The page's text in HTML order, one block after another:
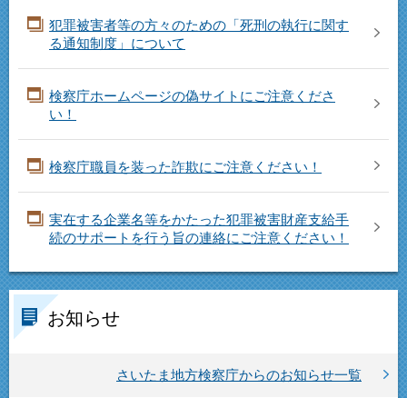
犯罪被害者等の方々のための「死刑の執行に関す
る通知制度」について
検察庁ホームページの偽サイトにご注意くださ
い！
検察庁職員を装った詐欺にご注意ください！
実在する企業名等をかたった犯罪被害財産支給手
続のサポートを行う旨の連絡にご注意ください！
さいたま地方検察庁からのお知らせ一覧
お知らせ